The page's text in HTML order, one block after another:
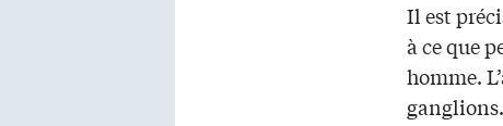
Il est
à ce que
homme.